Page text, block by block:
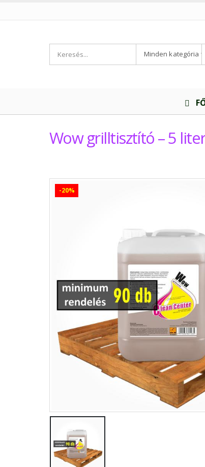
Minden kategória
Wow grilltisztító – 5
-20%